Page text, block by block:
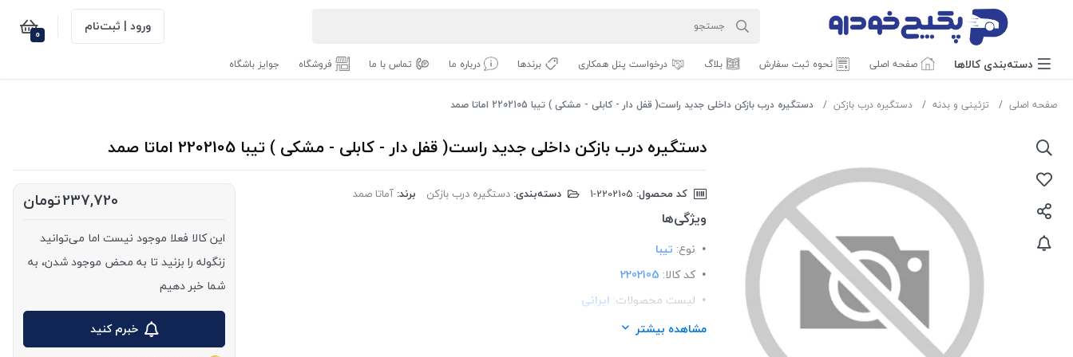
ورود | ثبت‌نام 0
دسته‌بندی‌ کالاها صفحه اصلی نحوه ثبت سفارش بلاگ درخواست پنل همکاری برندها درباره ما تماس با ما فروشگاه جوایز باشگاه
صفحه اصلی تزئینی و بدنه دستگیره درب بازکن دستگیره درب بازکن داخلی جدید راست( قفل دار - کابلی - مشکی ) تیبا 2202105 اماتا صمد
دستگیره درب بازکن داخلی جدید راست( قفل دار - کابلی - مشکی ) تیبا 2202105 اماتا صمد
کد محصول: دسته‌بندی: دستگیره درب بازکن برند: آماتا صمد
ویژگی‌ها
نوع: تیبا
کد کالا: 2202105
لیست محصولات: ایرانی
برند:اماتا صمد
مشاهده بیشتر
237,720تومان
این کالا فعلا موجود نیست اما می‌توانید
زنگوله را بزنید تا به محض موجود شدن، به
شما خبر دهیم
خبرم کنید